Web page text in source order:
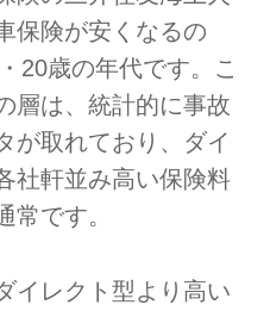
保険が安くなるの
20歳の年代です。こ
層は、統計的に事故
が取れており、ダイ
社軒並み高い保険料
常です。
イレクト型より高い